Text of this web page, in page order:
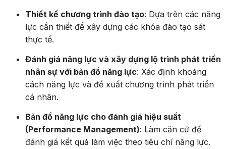
Thiết kế chương trình đào tạo: Dựa trên các năng
lực cần thiết để xây dựng các khóa đào tạo sát
thực tế.
Đánh giá năng lực và xây dựng lộ trình phát triển
nhân sự với bản đồ năng lực: Xác định khoảng
cách năng lực và đề xuất chương trình phát triển
cá nhân.
Bản đồ năng lực cho đánh giá hiệu suất
(Performance Management): Làm căn cứ để
đánh giá kết quả làm việc theo tiêu chí năng lực.